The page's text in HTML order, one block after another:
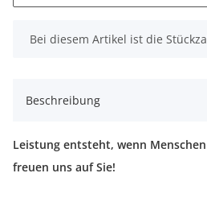
x
Bei diesem Artikel ist die
Beschreibung
Leistung entsteht, wenn
freuen uns auf Sie!